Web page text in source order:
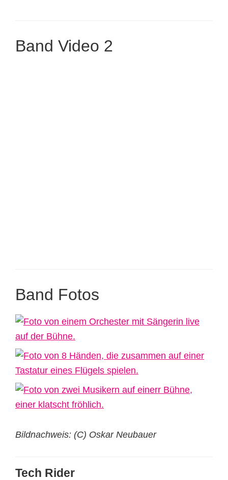
Band Video 2
Band Fotos
Bildnachweis: (C) Oskar Neubauer
Tech Rider